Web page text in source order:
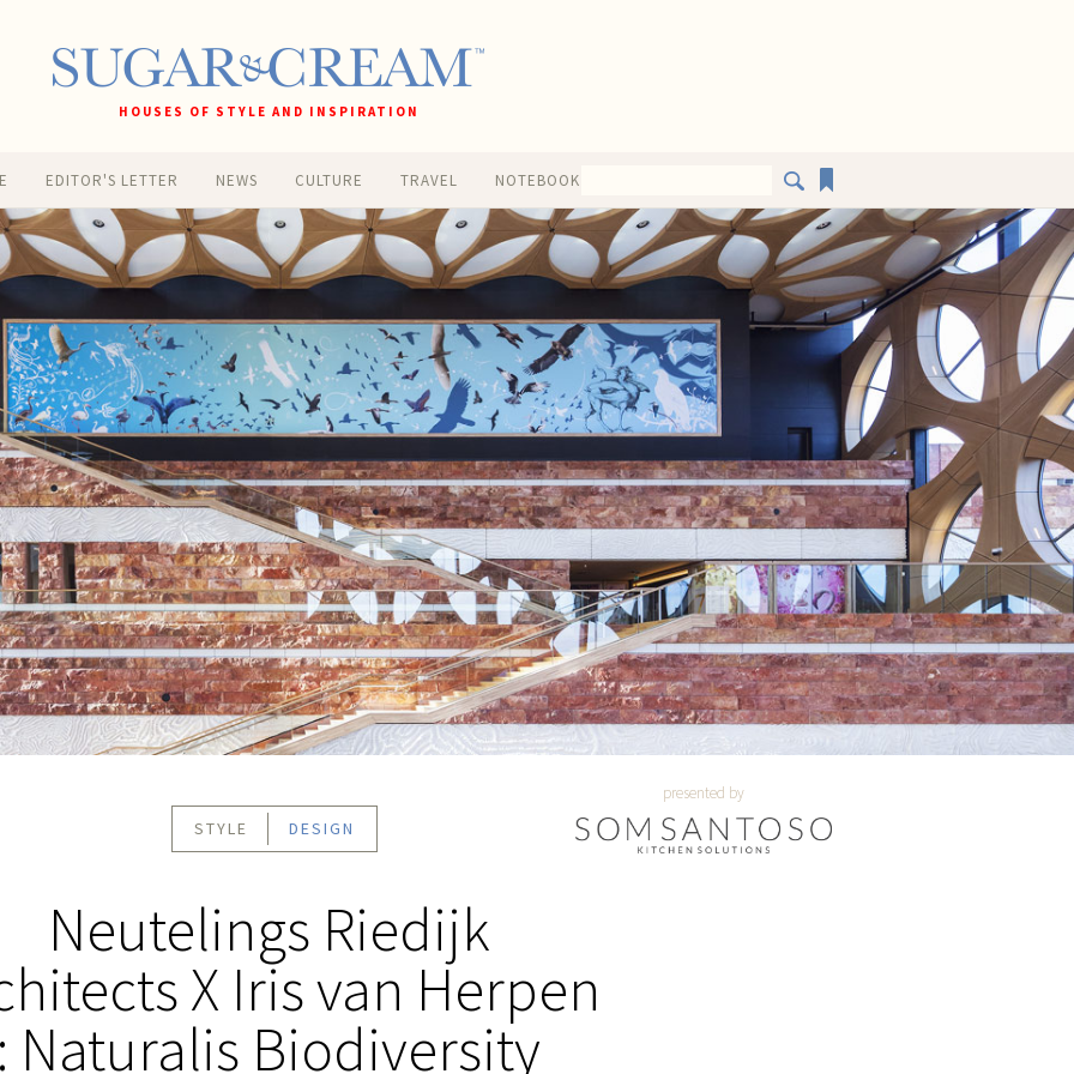
HOUSES OF STYLE AND INSPIRATION
EDITOR'S LETTER NEWS CULTURE TRAVEL NOTEBOOK
STYLE DESIGN
presented by
Neutelings Riedijk
X Iris van Herpen
Naturalis Biodiversity